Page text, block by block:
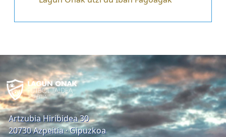
Artzubia Hiribidea 30
20730 Azpeitia · Gipuzkoa